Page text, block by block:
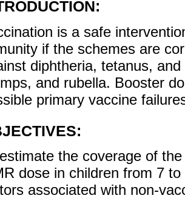
is a safe
if the schemes are
diphtheria, tetanus,
and rubella. Booster
primary vaccine
the coverage of
dose in children from 7
associated with non-